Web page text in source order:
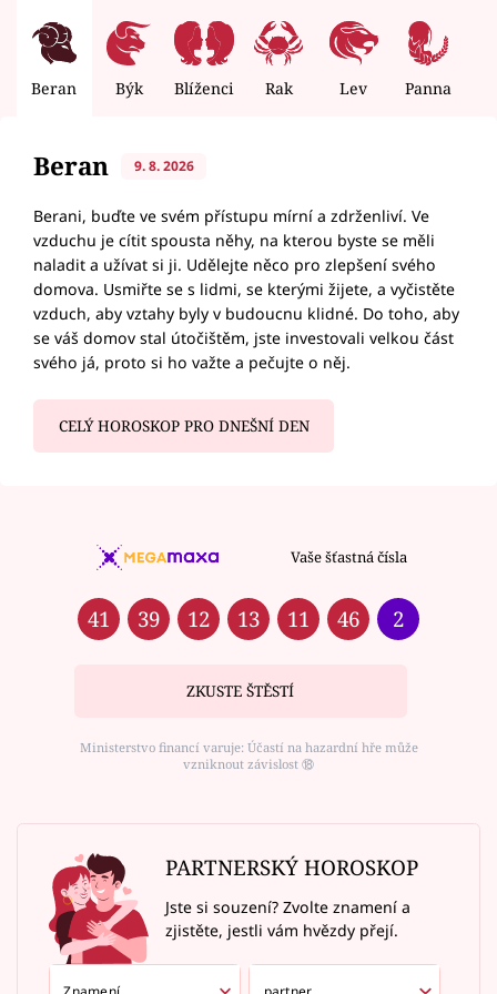
Beran Býk Blíženci Rak Lev Panna
Beran 9. 8. 2026
Berani, buďte ve svém přístupu mírní a zdrženliví. Ve
vzduchu je cítit spousta něhy, na kterou byste se měli
naladit a užívat si ji. Udělejte něco pro zlepšení svého
domova. Usmiřte se s lidmi, se kterými žijete, a vyčistěte
vzduch, aby vztahy byly v budoucnu klidné. Do toho, aby
se váš domov stal útočištěm, jste investovali velkou část
svého já, proto si ho važte a pečujte o něj.
CELÝ HOROSKOP PRO DNEŠNÍ DEN
Vaše šťastná čísla
41 39 12 13 11 46 2
ZKUSTE ŠTĚSTÍ
Ministerstvo financí varuje: Účastí na hazardní hře může
vzniknout závislost ⑱
PARTNERSKÝ HOROSKOP
Jste si souzení? Zvolte znamení a
zjistěte, jestli vám hvězdy přejí.